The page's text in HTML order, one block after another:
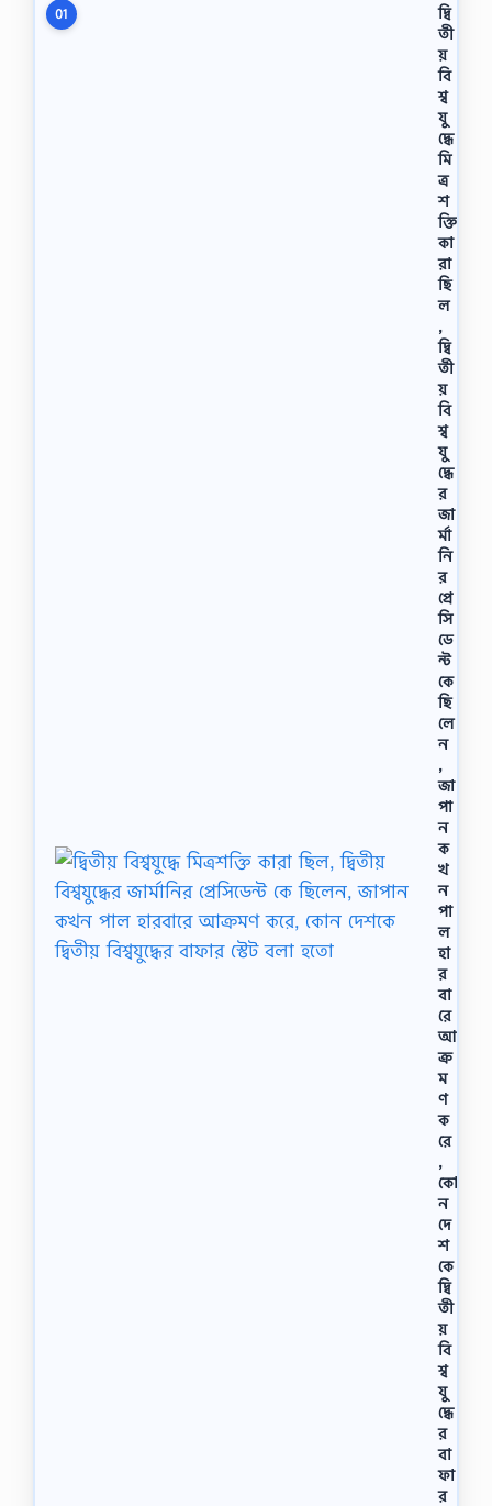
01
দ্বি
তী
য়
বি
শ্ব
যু
দ্ধে
মি
ত্র
শ
ক্তি
কা
রা
ছি
ল
,
দ্বি
তী
য়
বি
শ্ব
যু
দ্ধে
র
জা
র্মা
নি
র
প্রে
সি
ডে
ন্ট
কে
ছি
লে
ন
,
জা
পা
ন
ক
খ
ন
পা
ল
হা
র
বা
রে
আ
ক্র
ম
ণ
ক
রে
,
কো
ন
দে
শ
কে
দ্বি
তী
য়
বি
শ্ব
যু
দ্ধে
র
বা
ফা
র